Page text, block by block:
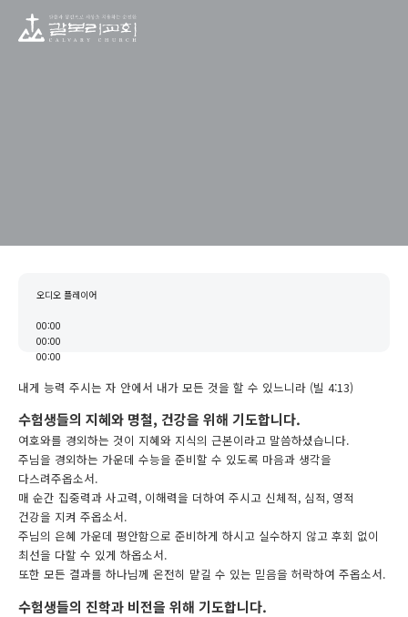
오디오 플레이어
00:00
00:00
00:00
내게 능력 주시는 자 안에서 내가 모든 것을 할 수 있느니라 (빌 4:13)
수험생들의 지혜와 명철, 건강을 위해 기도합니다.
여호와를 경외하는 것이 지혜와 지식의 근본이라고 말씀하셨습니다.
주님을 경외하는 가운데 수능을 준비할 수 있도록 마음과 생각을
다스려주옵소서.
매 순간 집중력과 사고력, 이해력을 더하여 주시고 신체적, 심적, 영적
건강을 지켜 주옵소서.
주님의 은혜 가운데 평안함으로 준비하게 하시고 실수하지 않고 후회 없이
최선을 다할 수 있게 하옵소서.
또한 모든 결과를 하나님께 온전히 맡길 수 있는 믿음을 허락하여 주옵소서.
수험생들의 진학과 비전을 위해 기도합니다.